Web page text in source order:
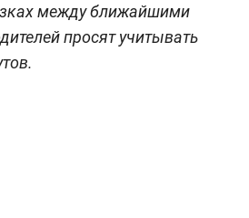
между ближайшими
просят учитывать